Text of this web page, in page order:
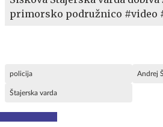
primorsko podružnico #video
policija Andrej
Štajerska varda